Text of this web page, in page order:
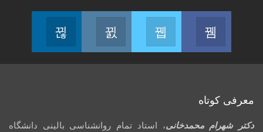
Facebook
Join us on Facebook
Twitter
Join us on Twitter
Instagram
Join us on Instagram
معرفی کوتاه
دکتر شهرام محمدخانی، استاد تمام روانشناسی بالینی دانشگاه